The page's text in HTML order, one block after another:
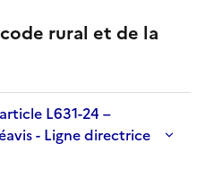
rural et de la
L631-24 –
- Ligne directrice